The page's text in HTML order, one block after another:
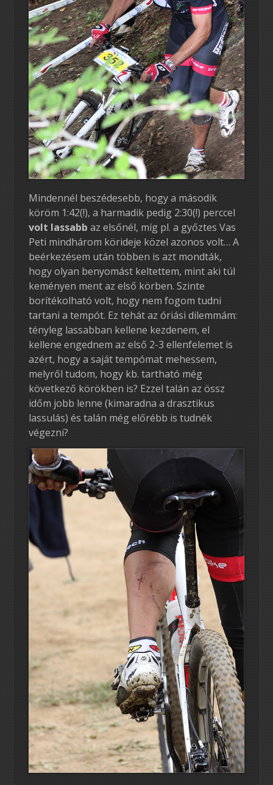
Mindennél beszédesebb, hogy a második
köröm 1:42(!), a harmadik pedig 2:30(!) perccel
volt lassabb az elsőnél, míg pl. a győztes Vas
Peti mindhárom körideje közel azonos volt… A
beérkezésem után többen is azt mondták,
hogy olyan benyomást keltettem, mint aki túl
keményen ment az első körben. Szinte
borítékolható volt, hogy nem fogom tudni
tartani a tempót. Ez tehát az óriási dilemmám:
tényleg lassabban kellene kezdenem, el
kellene engednem az első 2-3 ellenfelemet is
azért, hogy a saját tempómat mehessem,
melyről tudom, hogy kb. tartható még
következő körökben is? Ezzel talán az össz
időm jobb lenne (kimaradna a drasztikus
lassulás) és talán még előrébb is tudnék
végezni?